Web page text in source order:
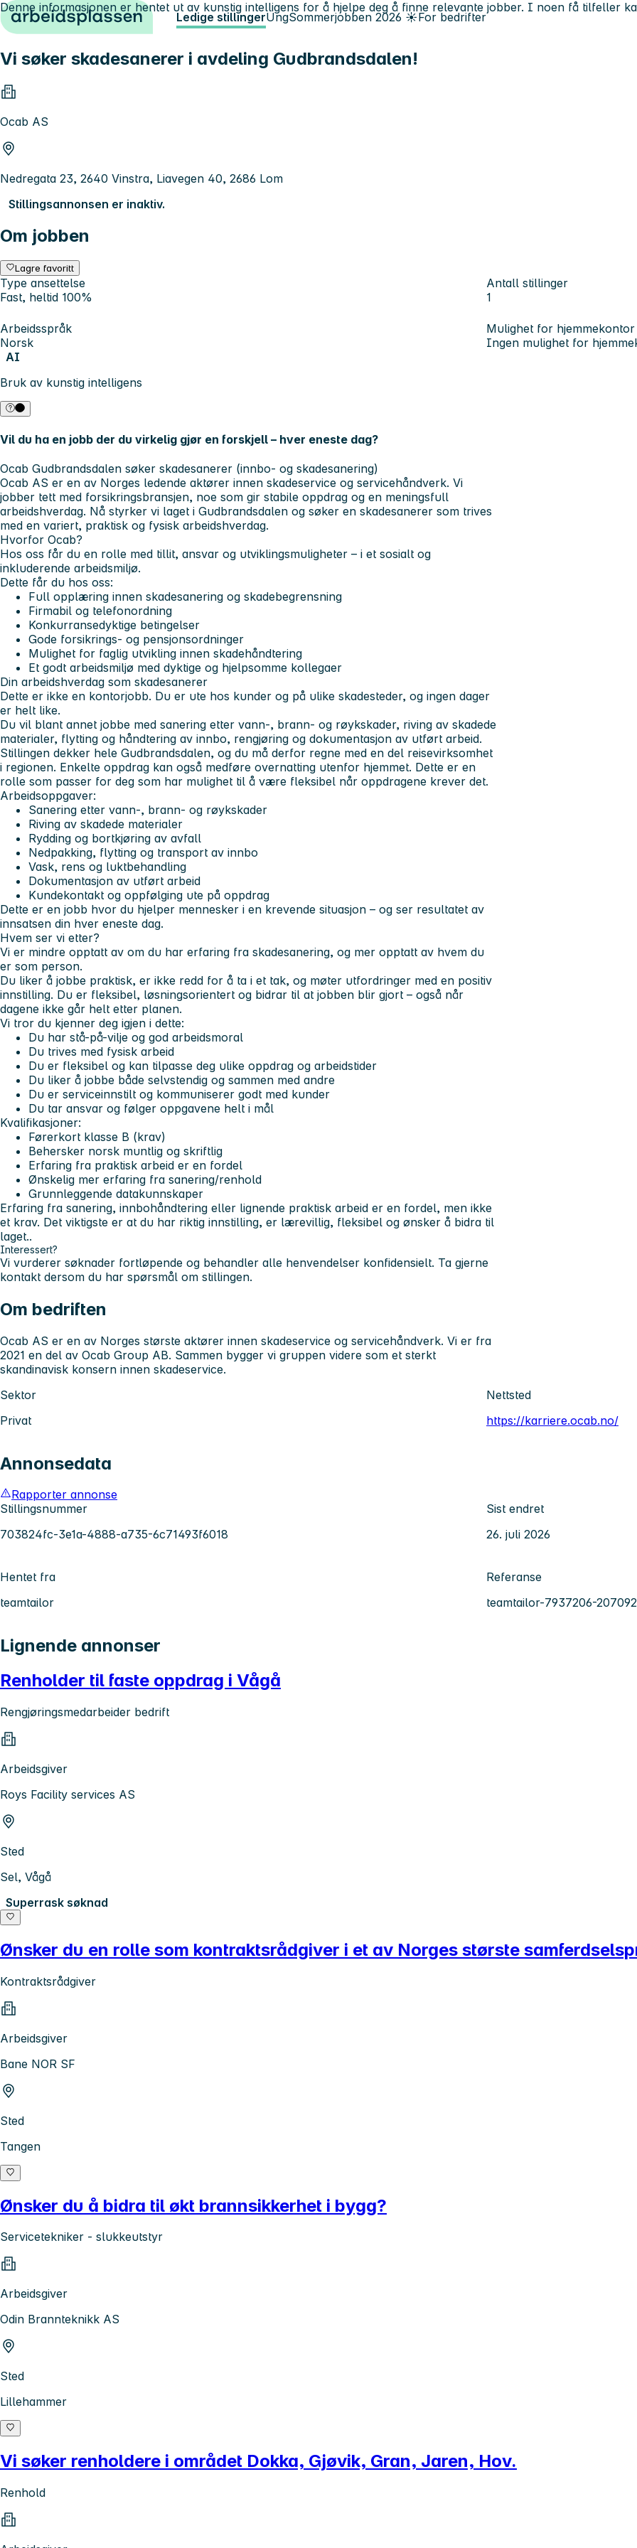
Hopp til innhold Ledige stillingerUngSommerjobben 2026 ☀️For bedrifter
Vi søker skadesanerer i avdeling Gudbrandsdalen!
Ocab AS
Nedregata 23, 2640 Vinstra, Liavegen 40, 2686 Lom
Stillingsannonsen er inaktiv.
Om jobben
Lagre favoritt
Type ansettelse
Fast, heltid 100%
Antall stillinger
1
Arbeidsspråk
Norsk
Mulighet for hjemmekontor
Ingen mulighet for
AI
Bruk av kunstig intelligens
Denne informasjonen er hentet ut av kunstig intelligens for å hjelpe deg å finne relevante jobber. I noen få tilfeller
Vil du ha en jobb der du virkelig gjør en forskjell – hver eneste dag?
Ocab Gudbrandsdalen søker skadesanerer (innbo- og skadesanering)
Ocab AS er en av Norges ledende aktører innen skadeservice og servicehåndverk. Vi
jobber tett med forsikringsbransjen, noe som gir stabile oppdrag og en meningsfull
arbeidshverdag. Nå styrker vi laget i Gudbrandsdalen og søker en skadesanerer som trives
med en variert, praktisk og fysisk arbeidshverdag.
Hvorfor Ocab?
Hos oss får du en rolle med tillit, ansvar og utviklingsmuligheter – i et sosialt og
inkluderende arbeidsmiljø.
Dette får du hos oss:
Full opplæring innen skadesanering og skadebegrensning
Firmabil og telefonordning
Konkurransedyktige betingelser
Gode forsikrings- og pensjonsordninger
Mulighet for faglig utvikling innen skadehåndtering
Et godt arbeidsmiljø med dyktige og hjelpsomme kollegaer
Din arbeidshverdag som skadesanerer
Dette er ikke en kontorjobb. Du er ute hos kunder og på ulike skadesteder, og ingen dager
er helt like.
Du vil blant annet jobbe med sanering etter vann-, brann- og røykskader, riving av skadede
materialer, flytting og håndtering av innbo, rengjøring og dokumentasjon av utført arbeid.
Stillingen dekker hele Gudbrandsdalen, og du må derfor regne med en del reisevirksomhet
i regionen. Enkelte oppdrag kan også medføre overnatting utenfor hjemmet. Dette er en
rolle som passer for deg som har mulighet til å være fleksibel når oppdragene krever det.
Arbeidsoppgaver:
Sanering etter vann-, brann- og røykskader
Riving av skadede materialer
Rydding og bortkjøring av avfall
Nedpakking, flytting og transport av innbo
Vask, rens og luktbehandling
Dokumentasjon av utført arbeid
Kundekontakt og oppfølging ute på oppdrag
Dette er en jobb hvor du hjelper mennesker i en krevende situasjon – og ser resultatet av
innsatsen din hver eneste dag.
Hvem ser vi etter?
Vi er mindre opptatt av om du har erfaring fra skadesanering, og mer opptatt av hvem du
er som person.
Du liker å jobbe praktisk, er ikke redd for å ta i et tak, og møter utfordringer med en positiv
innstilling. Du er fleksibel, løsningsorientert og bidrar til at jobben blir gjort – også når
dagene ikke går helt etter planen.
Vi tror du kjenner deg igjen i dette:
Du har stå-på-vilje og god arbeidsmoral
Du trives med fysisk arbeid
Du er fleksibel og kan tilpasse deg ulike oppdrag og arbeidstider
Du liker å jobbe både selvstendig og sammen med andre
Du er serviceinnstilt og kommuniserer godt med kunder
Du tar ansvar og følger oppgavene helt i mål
Kvalifikasjoner:
Førerkort klasse B (krav)
Behersker norsk muntlig og skriftlig
Erfaring fra praktisk arbeid er en fordel
Ønskelig mer erfaring fra sanering/renhold
Grunnleggende datakunnskaper
Erfaring fra sanering, innbohåndtering eller lignende praktisk arbeid er en fordel, men ikke
et krav. Det viktigste er at du har riktig innstilling, er lærevillig, fleksibel og ønsker å bidra til
laget..
Interessert?
Vi vurderer søknader fortløpende og behandler alle henvendelser konfidensielt. Ta gjerne
kontakt dersom du har spørsmål om stillingen.
Om bedriften
Ocab AS er en av Norges største aktører innen skadeservice og servicehåndverk. Vi er fra
2021 en del av Ocab Group AB. Sammen bygger vi gruppen videre som et sterkt
skandinavisk konsern innen skadeservice.
Sektor
Privat
Nettsted
https://karriere.ocab.no/
Annonsedata
Rapporter annonse
Stillingsnummer
703824fc-3e1a-4888-a735-6c71493f6018
Sist endret
26. juli 2026
Hentet fra
teamtailor
Referanse
teamtailor-7937206-
Lignende annonser
Renholder til faste oppdrag i Vågå
Rengjøringsmedarbeider bedrift
Arbeidsgiver
Roys Facility services AS
Sted
Sel, Vågå
Superrask søknad
Ønsker du en rolle som kontraktsrådgiver i et av Norges største
Kontraktsrådgiver
Arbeidsgiver
Bane NOR SF
Sted
Tangen
Ønsker du å bidra til økt brannsikkerhet i bygg?
Servicetekniker - slukkeutstyr
Arbeidsgiver
Odin Brannteknikk AS
Sted
Lillehammer
Vi søker renholdere i området Dokka, Gjøvik, Gran, Jaren, Hov.
Renhold